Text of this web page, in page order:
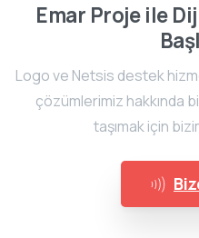
Emar Proje ile
Logo ve Netsis destek
çözümlerimiz hakkında
taşımak için